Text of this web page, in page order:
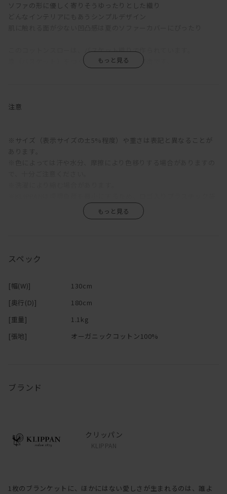
ソファの形に優しく寄りそうゆったりとした織り
このコットンスローは、バスケット織りで作られています。
籠（バスケット）をつくるのと同じような構造です。
コットンスローをふわっとソファにかけてみてください。
群！
注意
※サイズ（表示サイズの±5%程度）や重さは表記と異なることが
は100％再生プラスチックを使用しております。特性上、くすんだ
色味で黒い斑点がありますが品質上の問題はございません。
スペック
[幅(W)]
130cm
[奥行(D)]
180cm
[重量]
1.1kg
[張地]
オーガニックコットン100%
ブランド
クリッパン
KLIPPAN
1枚のブランケットに、ほかにはない愛しさが生まれるのは、誰よ